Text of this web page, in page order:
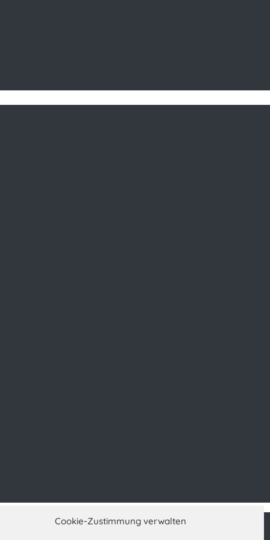
Cookie-Zustimmung verwalten